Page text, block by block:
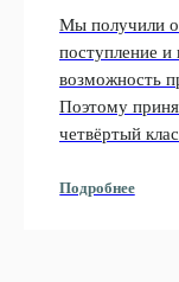
Мы получили
поступление и
возможность
Поэтому
четвёртый
Подробнее